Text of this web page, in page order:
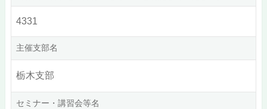
4331
主催支部名
栃木支部
セミナー・講習会等名